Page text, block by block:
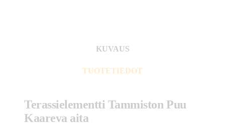
KUVAUS
TUOTETIEDOT
Terassielementti Tammiston Puu
Kaareva aita